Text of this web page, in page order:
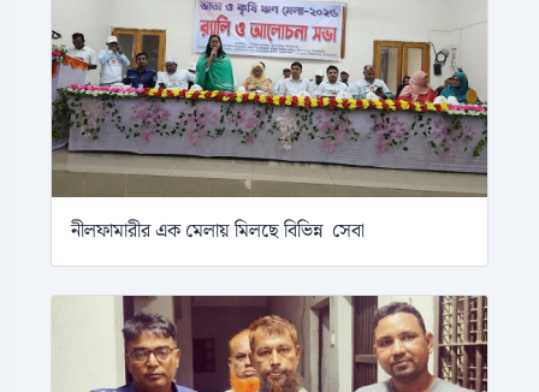
নীলফামারীর এক মেলায় মিলছে বিভিন্ন সেবা